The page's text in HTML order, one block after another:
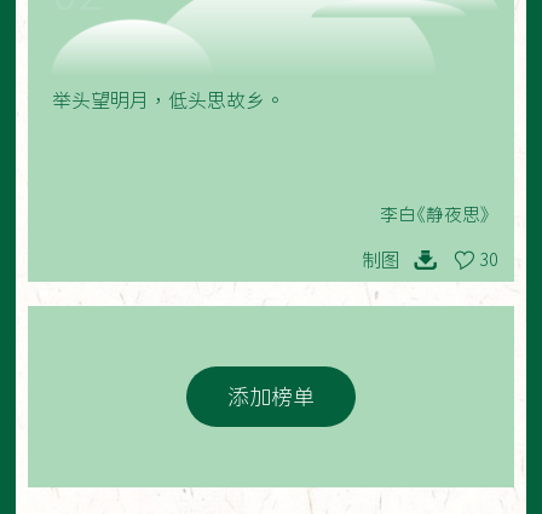
举头望明月，低头思故乡。
李白《静夜思》
制图 30
添加榜单